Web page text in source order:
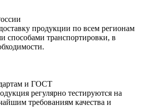
продукции по всем регионам
способами транспортировки, в
и ГОСТ
регулярно тестируются на
требованиям качества и